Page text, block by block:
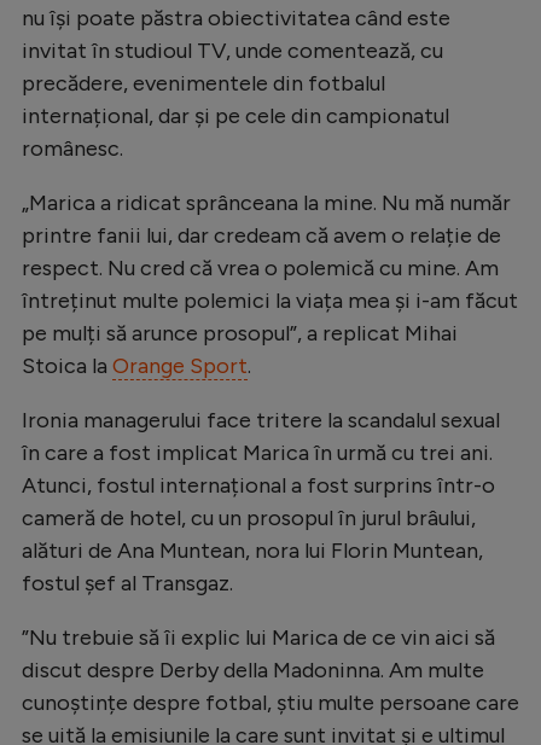
Tenis
Handbal
Gimnastică
Auto
Rugby
Ciclism
JO 2024
JO 2026
Intră în cont
Creează cont
nu își poate păstra obiectivitatea când este
invitat în studioul TV, unde comentează, cu
precădere, evenimentele din fotbalul
internațional, dar și pe cele din campionatul
românesc.
„Marica a ridicat sprânceana la mine. Nu mă număr
printre fanii lui, dar credeam că avem o relație de
respect. Nu cred că vrea o polemică cu mine. Am
întreținut multe polemici la viața mea și i-am făcut
pe mulți să arunce prosopul”, a replicat Mihai
Stoica la Orange Sport.
Ironia managerului face tritere la scandalul sexual
în care a fost implicat Marica în urmă cu trei ani.
Atunci, fostul internațional a fost surprins într-o
cameră de hotel, cu un prosopul în jurul brâului,
alături de Ana Muntean, nora lui Florin Muntean,
fostul șef al Transgaz.
”Nu trebuie să îi explic lui Marica de ce vin aici să
discut despre Derby della Madoninna. Am multe
cunoștințe despre fotbal, știu multe persoane care
se uită la emisiunile la care sunt invitat și e ultimul